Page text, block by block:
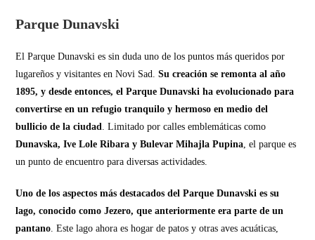
Parque Dunavski
El Parque Dunavski es sin duda uno de los puntos más queridos por
lugareños y visitantes en Novi Sad.Su creación se remonta al año
1895, y desde entonces, el Parque Dunavski ha evolucionado para
convertirse en un refugio tranquilo y hermoso en medio del
bullicio de la ciudad. Limitado por calles emblemáticas como
Dunavska, Ive Lole Ribara y Bulevar Mihajla Pupina, el parque es
un punto de encuentro para diversas actividades.
Uno de los aspectos más destacados del Parque Dunavski es su
lago, conocido como Jezero, que anteriormente era parte de un
pantano. Este lago ahora es hogar de patos y otras aves acuáticas,